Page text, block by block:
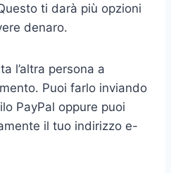
ti darà più opzioni
denaro.
l’altra persona a
Puoi farlo inviando
PayPal oppure puoi
il tuo indirizzo e-